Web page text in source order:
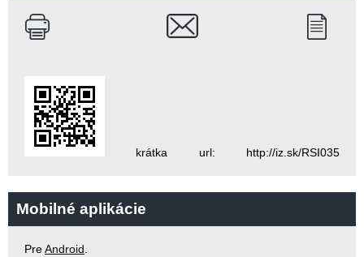
krátka url: http://iz.sk/RSI035
Mobilné aplikácie
PreAndroid.